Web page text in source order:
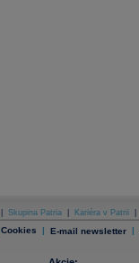
Skupina Patria Kariéra v Patrii
Cookies | E-mail newsletter |